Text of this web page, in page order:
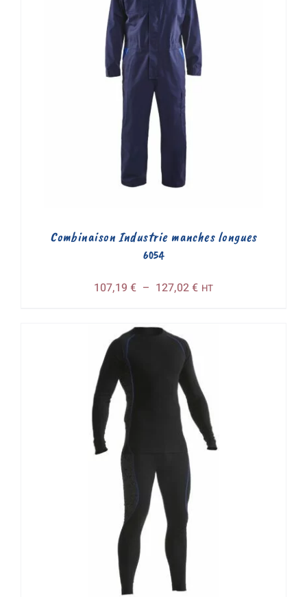
6054
Combinaison Industrie manches longues
107,19€ – 127,02€Plage
127,02 €
HT